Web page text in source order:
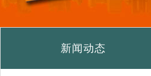
新闻动态